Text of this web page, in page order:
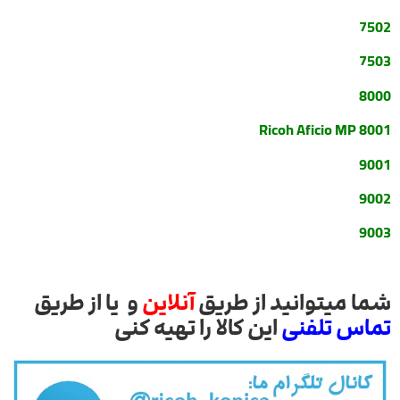
7502
7503
8000
Ricoh Aficio MP 8001
9001
9002
9003
شما میتوانید از طریقآنلاینو یا از طریق
تماس تلفنیاین کالا را تهیه کنی